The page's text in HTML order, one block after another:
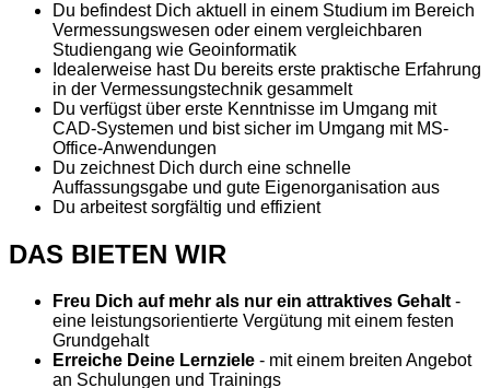
Du befindest Dich aktuell in einem Studium im Bereich
Vermessungswesen oder einem vergleichbaren
Studiengang wie Geoinformatik
Idealerweise hast Du bereits erste praktische Erfahrung
in der Vermessungstechnik gesammelt
Du verfügst über erste Kenntnisse im Umgang mit
CAD-Systemen und bist sicher im Umgang mit MS-
Office-Anwendungen
Du zeichnest Dich durch eine schnelle
Auffassungsgabe und gute Eigenorganisation aus
Du arbeitest sorgfältig und effizient
DAS BIETEN WIR
Freu Dich auf mehr als nur ein attraktives Gehalt -
eine leistungsorientierte Vergütung mit einem festen
Grundgehalt
Erreiche Deine Lernziele - mit einem breiten Angebot
an Schulungen und Trainings